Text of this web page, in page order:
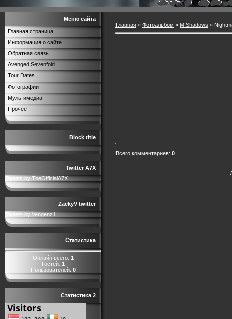
Меню сайта
Главная страница
Информация о сайте
Обратная связь
Avenged Sevenfold
Tour Dates
Фотографии
Мультимедиа
Прочее
Block title
Twitter A7X
Tweets by TheOfficialA7X
ZackyV twitter
Tweets by Vengenz1
Статистика
Онлайн всего: 1
Гостей: 1
Пользователей: 0
Статистика 2
Главная » Фотоальбом » M.Shadows »
Всего комментариев: 0